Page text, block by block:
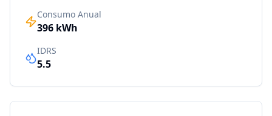
Consumo Anual
396 kWh
IDRS
5.5